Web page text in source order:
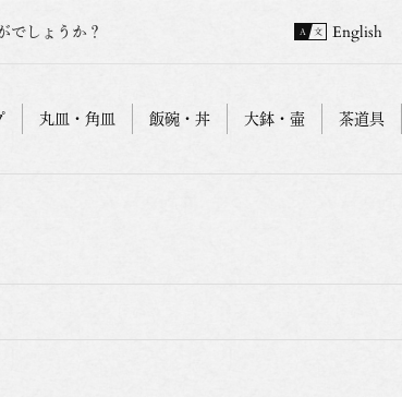
でしょうか？ English
丸皿・角皿 飯碗・丼 大鉢・壷 茶道具